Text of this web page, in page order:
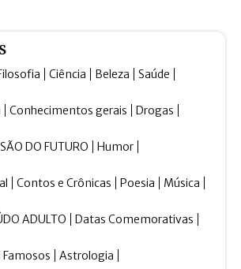
Ciência Beleza Saúde
Conhecimentos gerais Drogas
DO FUTURO Humor
Contos e Crônicas Poesia Música
ADULTO Datas Comemorativas
Astrologia